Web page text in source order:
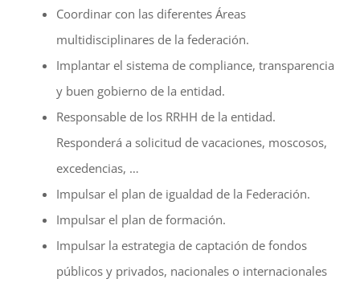
Coordinar con las diferentes Áreas
multidisciplinares de la federación.
Implantar el sistema de compliance, transparencia
y buen gobierno de la entidad.
Responsable de los RRHH de la entidad.
Responderá a solicitud de vacaciones, moscosos,
excedencias, …
Impulsar el plan de igualdad de la Federación.
Impulsar el plan de formación.
Impulsar la estrategia de captación de fondos
públicos y privados, nacionales o internacionales